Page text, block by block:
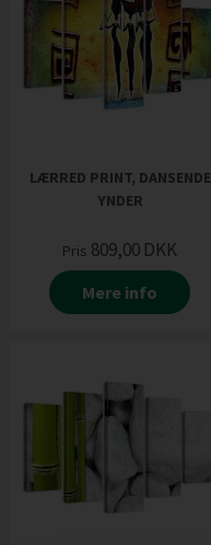
LÆRRED PRINT, DANSENDE
YNDER
Pris 809,00 DKK
Mere info